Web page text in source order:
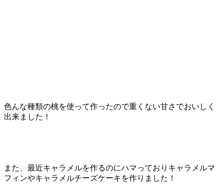
色んな種類の桃を使って作ったので重くない甘さでおいしく
出来ました！
また、最近キャラメルを作るのにハマっておりキャラメルマ
フィンやキャラメルチーズケーキを作りました！